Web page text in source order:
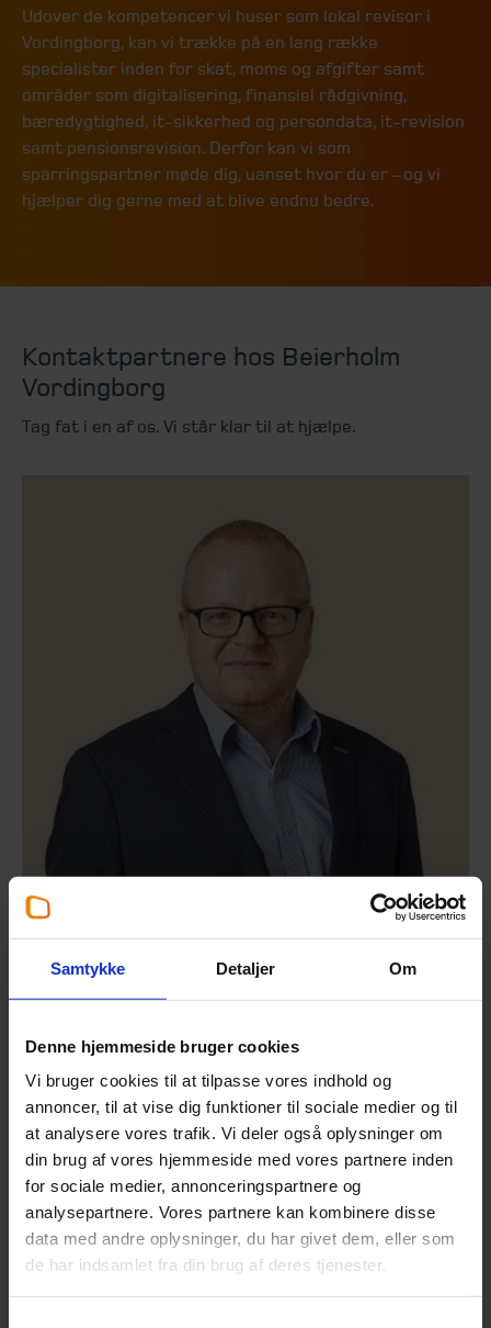
Samtykke Detaljer Om
Denne hjemmeside bruger cookies
Vi bruger cookies til at tilpasse vores indhold og
annoncer, til at vise dig funktioner til sociale medier og til
at analysere vores trafik. Vi deler også oplysninger om
din brug af vores hjemmeside med vores partnere inden
for sociale medier, annonceringspartnere og
analysepartnere. Vores partnere kan kombinere disse
data med andre oplysninger, du har givet dem, eller som
de har indsamlet fra din brug af deres tjenester.
Udover de kompetencer vi huser som lokal revisor i
Vordingborg, kan vi trække på en lang række
specialister inden for skat, moms og afgifter samt
områder som digitalisering, finansiel rådgivning,
bæredygtighed, it-sikkerhed og persondata, it-revision
samt pensionsrevision. Derfor kan vi som
sparringspartner møde dig, uanset hvor du er – og vi
hjælper dig gerne med at blive endnu bedre.
Kontaktpartnere hos Beierholm
Vordingborg
Tag fat i en af os. Vi står klar til at hjælpe.
Allan Erik Nielsen
aen@beierholm.dk